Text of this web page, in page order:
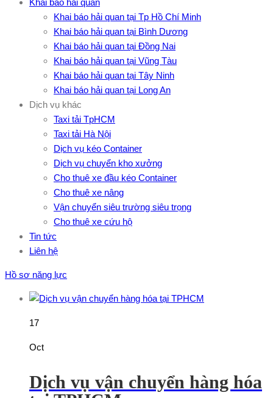
Khai báo hải quan
Khai báo hải quan tại Tp Hồ Chí Minh
Khai báo hải quan tại Bình Dương
Khai báo hải quan tại Đồng Nai
Khai báo hải quan tại Vũng Tàu
Khai báo hải quan tại Tây Ninh
Khai báo hải quan tại Long An
Dịch vụ khác
Taxi tải TpHCM
Taxi tải Hà Nội
Dịch vụ kéo Container
Dịch vụ chuyển kho xưởng
Cho thuê xe đầu kéo Container
Cho thuê xe nâng
Vận chuyển siêu trường siêu trọng
Cho thuê xe cứu hộ
Tin tức
Liên hệ
Hồ sơ năng lực
17
Oct
Dịch vụ vận chuyển hàng hóa